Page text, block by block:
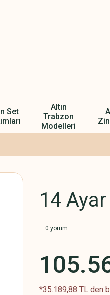
Set
Altın
Trabzon
Modelleri
14 Ayar
0 yorum
*35.189,88 TL den